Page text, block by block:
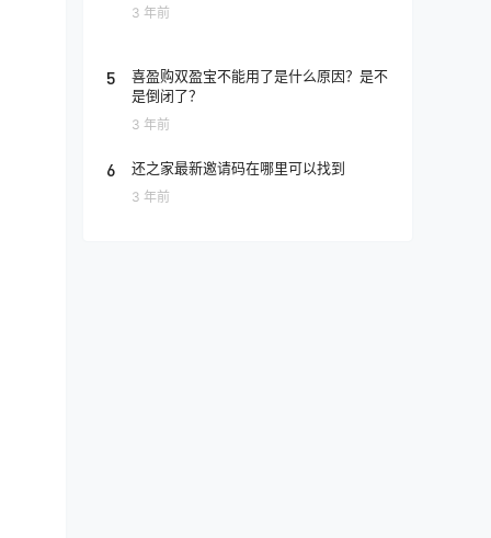
3 年前
5
喜盈购双盈宝不能用了是什么原因？是不
是倒闭了？
3 年前
6 还之家最新邀请码在哪里可以找到
3 年前